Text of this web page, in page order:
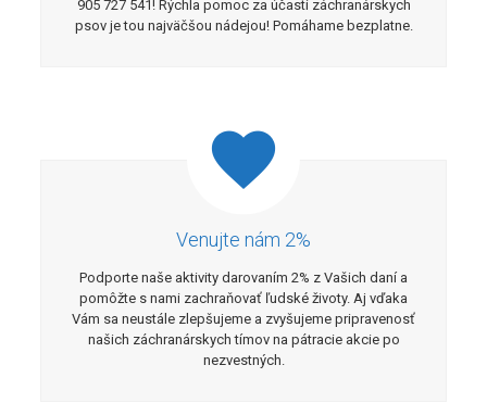
905 727 541! Rýchla pomoc za účasti záchranárskych
psov je tou najväčšou nádejou! Pomáhame bezplatne.
Venujte nám 2%
Podporte naše aktivity darovaním 2% z Vašich daní a
pomôžte s nami zachraňovať ľudské životy. Aj vďaka
Vám sa neustále zlepšujeme a zvyšujeme pripravenosť
našich záchranárskych tímov na pátracie akcie po
nezvestných.